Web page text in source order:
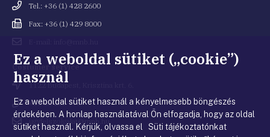
Telefonszám
Tel.: +36 (1) 428 2600
Fax
Fax: +36 (1) 429 8000
cím
Costumer service
Cím 1122 Budapest, Krisztina krt. 6.
Telefonszám
+36 80 203 776
cím
ugyfelszolgalat@mnb.hu
Ez a weboldal sütiket („cookie”)
használ
Ez a weboldal sütiket használ a kényelmesebb böngészés
érdekében. A honlap használatával Ön elfogadja, hogy az oldal
sütiket használ. Kérjük, olvassa el Süti tájékoztatónkat